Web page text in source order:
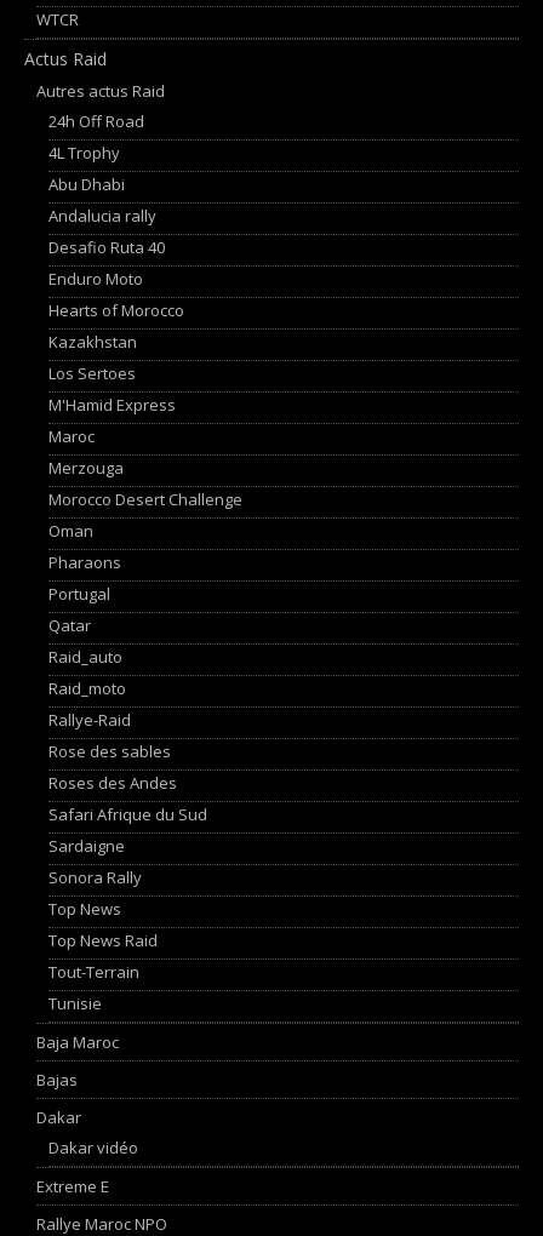
WTCR
Actus Raid
Autres actus Raid
24h Off Road
4L Trophy
Abu Dhabi
Andalucia rally
Desafio Ruta 40
Enduro Moto
Hearts of Morocco
Kazakhstan
Los Sertoes
M'Hamid Express
Maroc
Merzouga
Morocco Desert Challenge
Oman
Pharaons
Portugal
Qatar
Raid_auto
Raid_moto
Rallye-Raid
Rose des sables
Roses des Andes
Safari Afrique du Sud
Sardaigne
Sonora Rally
Top News
Top News Raid
Tout-Terrain
Tunisie
Baja Maroc
Bajas
Dakar
Dakar vidéo
Extreme E
Rallye Maroc NPO